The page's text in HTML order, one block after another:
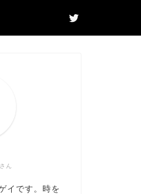
ん
イです。時を